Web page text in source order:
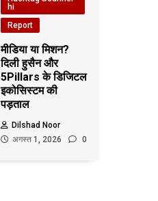
hi
Report
मीडिया या मिशन?
दिली हुसैन और
5Pillars के डिजिटल
इकोसिस्टम की
पड़ताल
Dilshad Noor
अगस्त 1, 2026
0